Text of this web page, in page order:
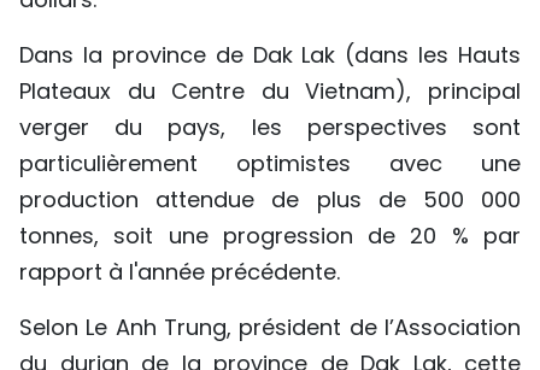
Dans la province de Dak Lak (dans les Hauts
Plateaux du Centre du Vietnam), principal
verger du pays, les perspectives sont
particulièrement optimistes avec une
production attendue de plus de 500 000
tonnes, soit une progression de 20 % par
rapport à l'année précédente.
Selon Le Anh Trung, président de l’Association
du durian de la province de Dak Lak, cette